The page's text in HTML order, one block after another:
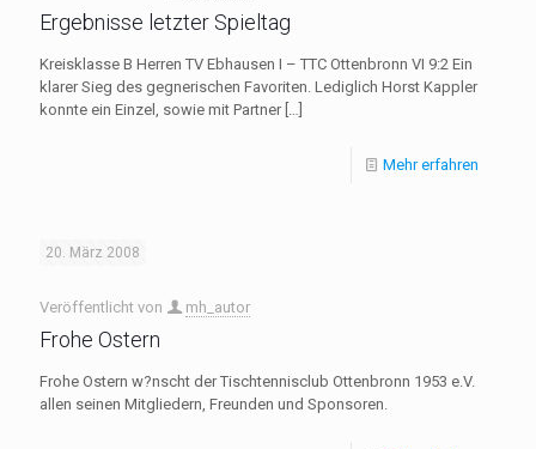
Ergebnisse letzter Spieltag
Kreisklasse B Herren TV Ebhausen I – TTC Ottenbronn VI 9:2 Ein
klarer Sieg des gegnerischen Favoriten. Lediglich Horst Kappler
konnte ein Einzel, sowie mit Partner[…]
Mehr erfahren
20. März 2008
Veröffentlicht von mh_autor
Frohe Ostern
Frohe Ostern w?nscht der Tischtennisclub Ottenbronn 1953 e.V.
allen seinen Mitgliedern, Freunden und Sponsoren.